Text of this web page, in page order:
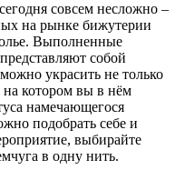
совсем несложно –
на рынке бижутерии
Выполненные
собой
украсить не только
на котором вы в нём
намечающегося
подобрать себе и
выбирайте
в одну нить.